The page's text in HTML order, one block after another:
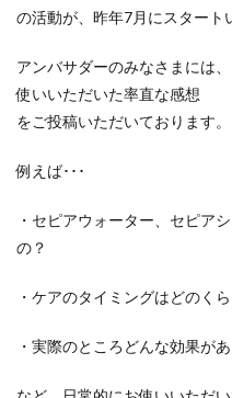
の活動が、昨年7月にスタート
アンバサダーのみなさまには、
使いいただいた率直な感想
をご投稿いただいております。
例えば･･･
・セピアウォーター、セピア
の？
・ケアのタイミングはどのく
・実際のところどんな効果が